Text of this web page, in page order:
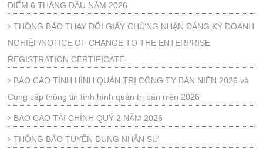
ĐIỂM 6 THÁNG ĐẦU NĂM 2026
THÔNG BÁO THAY ĐỔI GIẤY CHỨNG NHẬN ĐĂNG KÝ DOANH
NGHIỆP/NOTICE OF CHANGE TO THE ENTERPRISE
REGISTRATION CERTIFICATE
BÁO CÁO TÌNH HÌNH QUẢN TRỊ CÔNG TY BÁN NIÊN 2026 và
Cung cấp thông tin tình hình quản trị bán niên 2026
BÁO CÁO TÀI CHÍNH QUÝ 2 NĂM 2026
THÔNG BÁO TUYỂN DỤNG NHÂN SỰ